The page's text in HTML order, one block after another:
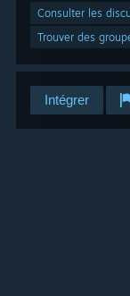
Consulter les
Trouver des
Intégrer